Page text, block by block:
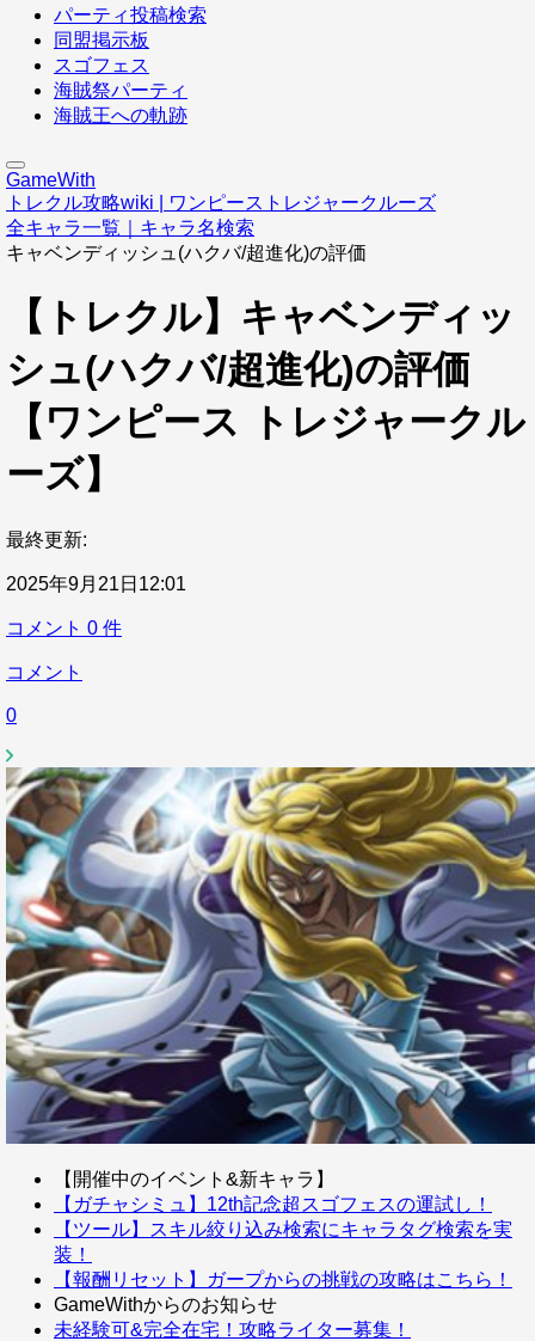
パーティ投稿検索
同盟掲示板
スゴフェス
海賊祭パーティ
海賊王への軌跡
GameWith
トレクル攻略wiki | ワンピーストレジャークルーズ
全キャラ一覧｜キャラ名検索
キャベンディッシュ(ハクバ/超進化)の評価
【トレクル】キャベンディッ
シュ(ハクバ/超進化)の評価
【ワンピース トレジャークル
ーズ】
最終更新:
2025年9月21日12:01
コメント 0 件
コメント
0
【開催中のイベント&新キャラ】
【ガチャシミュ】12th記念超スゴフェスの運試し！
【ツール】スキル絞り込み検索にキャラタグ検索を実
装！
【報酬リセット】ガープからの挑戦の攻略はこちら！
GameWithからのお知らせ
未経験可&完全在宅！攻略ライター募集！